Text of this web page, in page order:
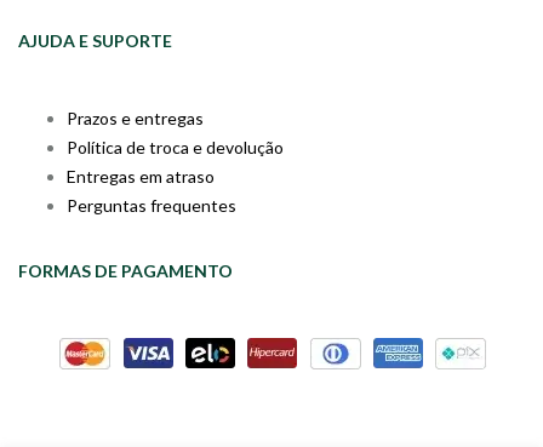
AJUDA E SUPORTE
Prazos e entregas
Política de troca e devolução
Entregas em atraso
Perguntas frequentes
FORMAS DE PAGAMENTO